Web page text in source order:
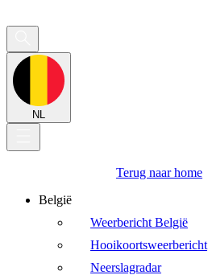
NL
Terug naar home
België
Weerbericht België
Hooikoortsweerbericht
Neerslagradar